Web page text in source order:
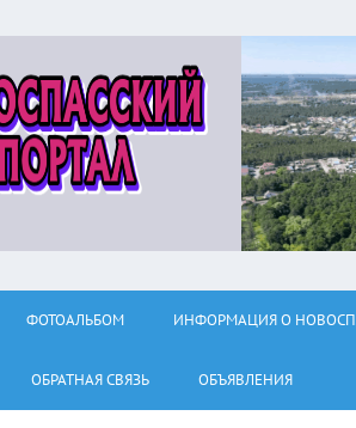
ФОТОАЛЬБОМ ИНФОРМАЦИЯ О
ОБРАТНАЯ СВЯЗЬ ОБЪЯВЛЕНИЯ